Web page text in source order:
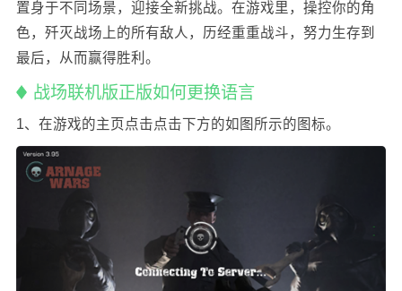
置身于不同场景，迎接全新挑战。在游戏里，操控你的角
色，歼灭战场上的所有敌人，历经重重战斗，努力生存到
最后，从而赢得胜利。
战场联机版正版如何更换语言
1、在游戏的主页点击点击下方的如图所示的图标。